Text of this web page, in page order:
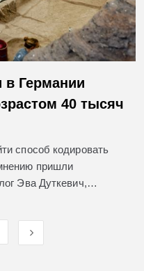
в Германии
40 тысяч
способ кодировать
пришли
Эва Дуткевич,…